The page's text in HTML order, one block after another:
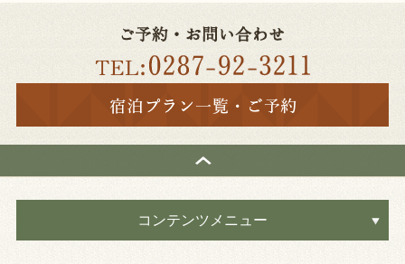
コンテンツメニュー